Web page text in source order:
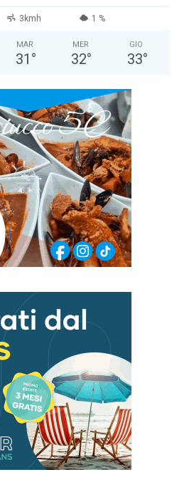
3kmh 1 %
MAR
31 °
MER
32°
GIO
33°